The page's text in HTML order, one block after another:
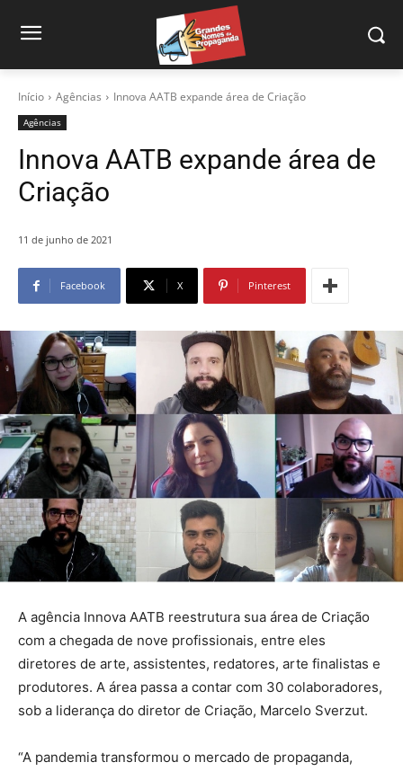
Início Agências Innova AATB expande área de Criação
Agências
Innova AATB expande área de
Criação
11 de junho de 2021
Facebook X Pinterest
A agência Innova AATB reestrutura sua área de Criação
com a chegada de nove profissionais, entre eles
diretores de arte, assistentes, redatores, arte finalistas e
produtores. A área passa a contar com 30 colaboradores,
sob a liderança do diretor de Criação, Marcelo Sverzut.
“A pandemia transformou o mercado de propaganda,